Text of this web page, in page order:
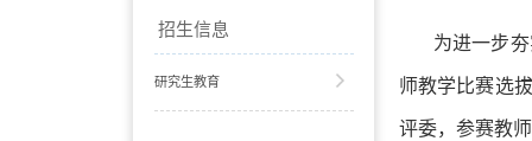
招生信息
研究生教育
为进一步
师教学比赛选
评委，参赛教